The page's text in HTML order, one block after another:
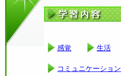
感覚 生活
コミュニケーション